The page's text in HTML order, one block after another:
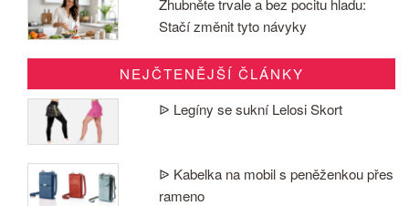
Zhubněte trvale a bez pocitu hladu:
Stačí změnit tyto návyky
NEJČTENĚJŠÍ ČLÁNKY
ᐉ Legíny se sukní Lelosi Skort
ᐉ Kabelka na mobil s peněženkou přes
rameno